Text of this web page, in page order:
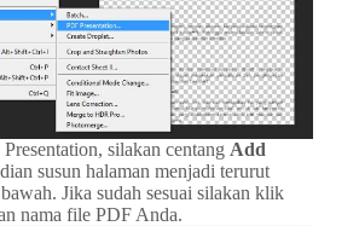
silakan centang Add
susun halaman menjadi terurut
Jika sudah sesuai silakan klik
nama file PDF Anda.